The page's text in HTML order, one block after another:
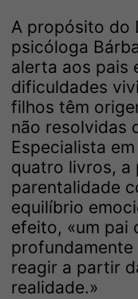
A propósito do
psicóloga
alerta aos pais
dificuldades
filhos têm
não resolvidas
Especialista
quatro livros, a
parentalidade
equilíbrio
efeito, «um pai
profundamente
reagir a partir
realidade.»